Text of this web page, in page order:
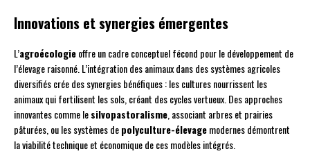
Innovations et synergies émergentes
L’agroécologieoffre un cadre conceptuel fécond pour le développement de
l’élevage raisonné. L’intégration des animaux dans des systèmes agricoles
diversifiés crée des synergies bénéfiques : les cultures nourrissent les
animaux qui fertilisent les sols, créant des cycles vertueux. Des approches
innovantes comme lesilvopastoralisme , associant arbres et prairies
pâturées, ou les systèmes depolyculture-élevagemodernes démontrent
la viabilité technique et économique de ces modèles intégrés.